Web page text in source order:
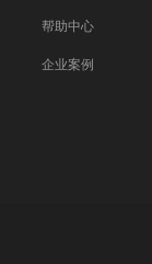
帮助中心
企业案例